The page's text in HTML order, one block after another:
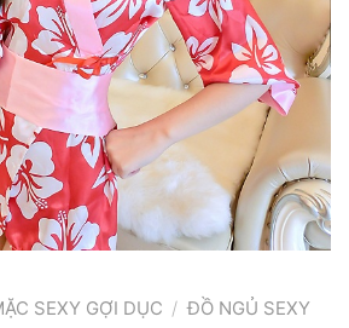
SEXY GỢI DỤC / ĐỒ NGỦ SEXY